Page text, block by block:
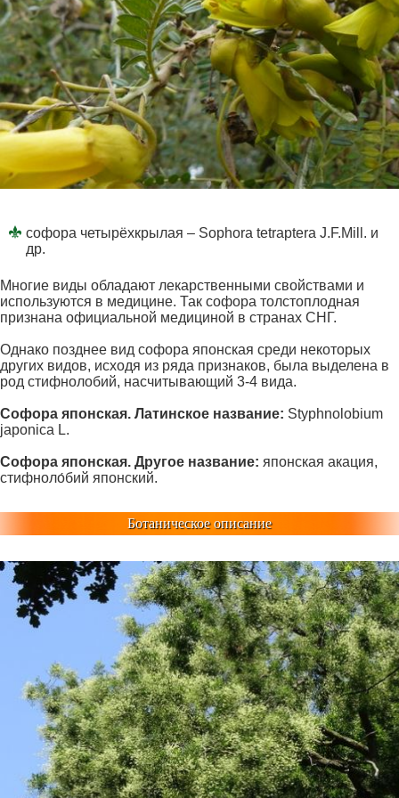
софора четырёхкрылая – Sophora tetraptera J.F.Mill. и
др.
Многие виды обладают лекарственными свойствами и
используются в медицине. Так софора толстоплодная
признана официальной медициной в странах СНГ.
Однако позднее вид софора японская среди некоторых
других видов, исходя из ряда признаков, была выделена в
род стифнолобий, насчитывающий 3-4 вида.
Софора японская. Латинское название: Styphnolobium
japonica L.
Софора японская. Другое название: японская акация,
стифноло́бий японский.
Ботаническое описание